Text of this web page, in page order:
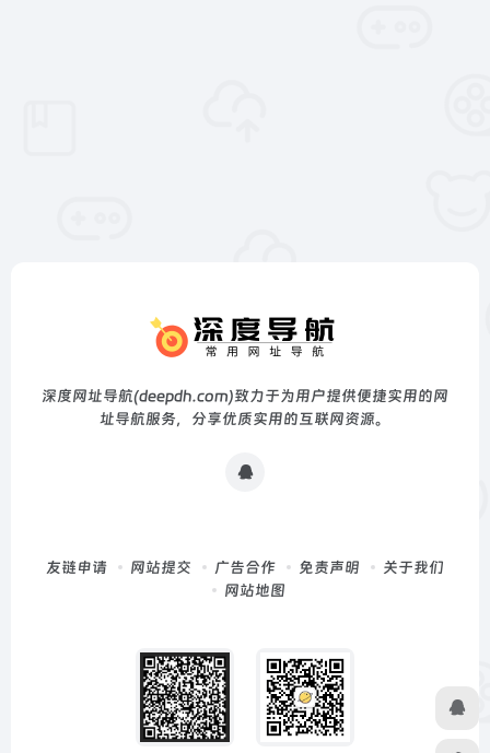
深度网址导航(deepdh.com)致力于为用户提供便捷实用的网
址导航服务，分享优质实用的互联网资源。
友链申请 网站提交 广告合作 免责声明
关于我们
网站地图